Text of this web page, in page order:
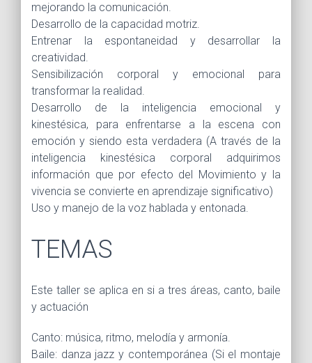
mejorando la comunicación.
Desarrollo de la capacidad motriz.
Entrenar la espontaneidad y desarrollar la
creatividad.
Sensibilización corporal y emocional para
transformar la realidad.
Desarrollo de la inteligencia emocional y
kinestésica, para enfrentarse a la escena con
emoción y siendo esta verdadera (A través de la
inteligencia kinestésica corporal adquirimos
información que por efecto del Movimiento y la
vivencia se convierte en aprendizaje significativo)
Uso y manejo de la voz hablada y entonada.
TEMAS
Este taller se aplica en si a tres áreas, canto, baile
y actuación
Canto: música, ritmo, melodía y armonía.
Baile: danza jazz y contemporánea (Si el montaje